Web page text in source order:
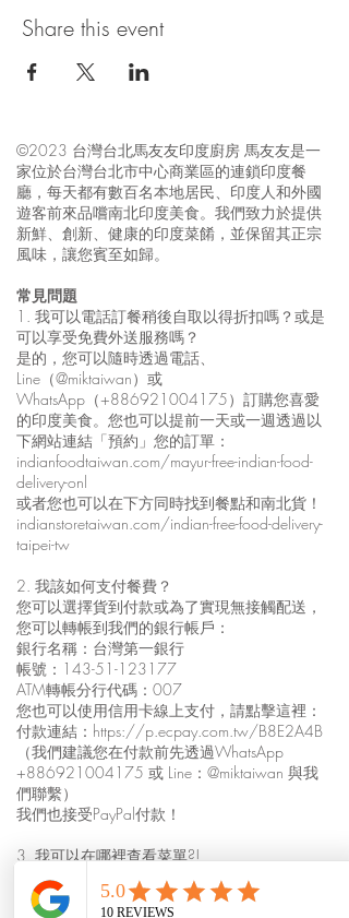
Share this event
©2023 台灣台北馬友友印度廚房 馬友友是一
家位於台灣台北市中心商業區的連鎖印度餐
廳，每天都有數百名本地居民、印度人和外國
遊客前來品嚐南北印度美食。我們致力於提供
新鮮、創新、健康的印度菜餚，並保留其正宗
風味，讓您賓至如歸。
常見問題
1. 我可以電話訂餐稍後自取以得折扣嗎？或是
可以享受免費外送服務嗎？
是的，您可以隨時透過電話、
Line（@miktaiwan）或
WhatsApp（+886921004175）訂購您喜愛
的印度美食。您也可以提前一天或一週透過以
下網站連結「預約」您的訂單：
indianfoodtaiwan.com/mayur-free-indian-food-
delivery-onl
或者您也可以在下方同時找到餐點和南北貨！
indianstoretaiwan.com/indian-free-food-delivery-
taipei-tw
2. 我該如何支付餐費？
您可以選擇貨到付款或為了實現無接觸配送，
您可以轉帳到我們的銀行帳戶：
銀行名稱：台灣第一銀行
帳號：143-51-123177
ATM轉帳分行代碼：007
您也可以使用信用卡線上支付，請點擊這裡：
付款連結： https://p.ecpay.com.tw/B8E2A4B
（我們建議您在付款前先透過WhatsApp
+886921004175 或 Line：@miktaiwan 與我
們聯繫）
我們也接受PayPal付款！
3. 我可以在哪裡查看菜單?!
馬友友印度廚房的所有菜單都可以在
indianfoodtaiwan.com 上找到。